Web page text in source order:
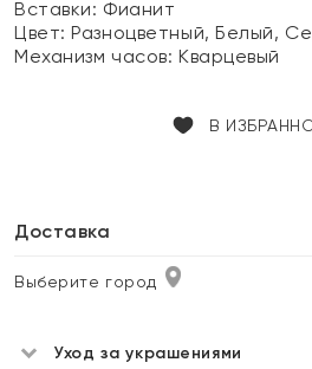
Вставки: Фианит
Цвет:Разноцветный, Белый,
Механизм часов: Кварцевый
В
Доставка
Выберите город
Уход за украшениями